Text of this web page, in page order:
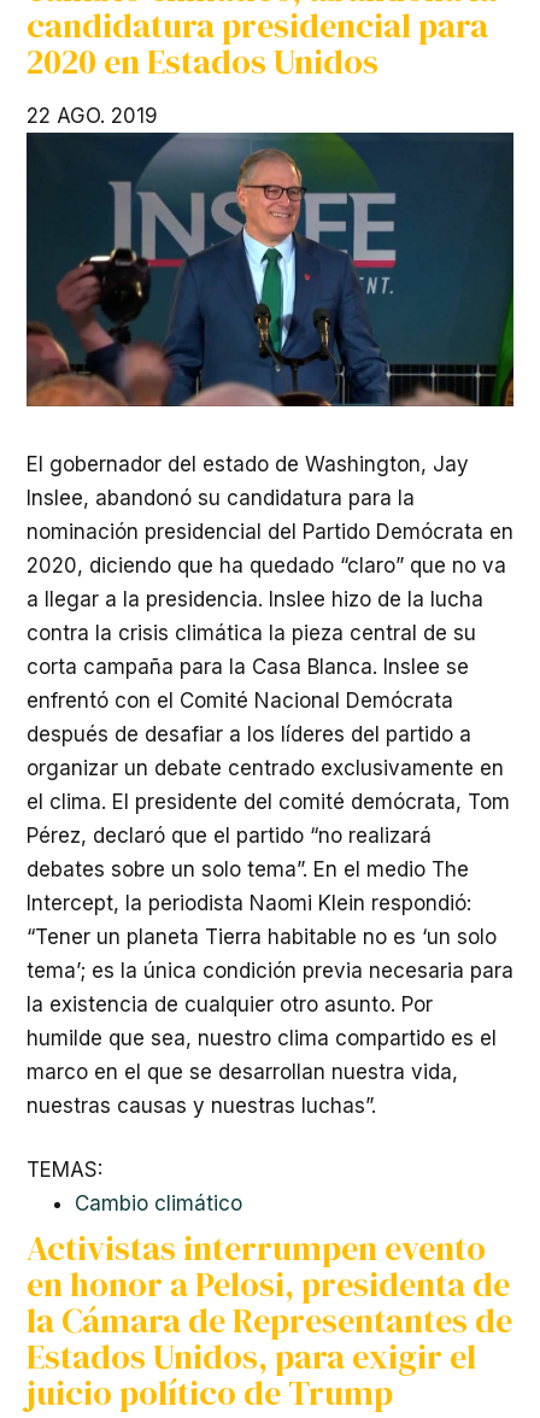
candidatura presidencial para
2020 en Estados Unidos
22 AGO. 2019
El gobernador del estado de Washington, Jay
Inslee, abandonó su candidatura para la
nominación presidencial del Partido Demócrata en
2020, diciendo que ha quedado “claro” que no va
a llegar a la presidencia. Inslee hizo de la lucha
contra la crisis climática la pieza central de su
corta campaña para la Casa Blanca. Inslee se
enfrentó con el Comité Nacional Demócrata
después de desafiar a los líderes del partido a
organizar un debate centrado exclusivamente en
el clima. El presidente del comité demócrata, Tom
Pérez, declaró que el partido “no realizará
debates sobre un solo tema”. En el medio The
Intercept, la periodista Naomi Klein respondió:
“Tener un planeta Tierra habitable no es ‘un solo
tema’; es la única condición previa necesaria para
la existencia de cualquier otro asunto. Por
humilde que sea, nuestro clima compartido es el
marco en el que se desarrollan nuestra vida,
nuestras causas y nuestras luchas”.
TEMAS:
Cambio climático
Activistas interrumpen evento
en honor a Pelosi, presidenta de
la Cámara de Representantes de
Estados Unidos, para exigir el
juicio político de Trump